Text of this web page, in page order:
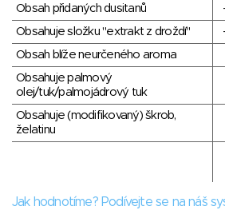
Obsah přidaných dusitanů
Obsahuje složku "extrakt z droždí"
Obsah blíže neurčeného aroma
Obsahuje palmový
olej/tuk/palmojádrový tuk
Obsahuje (modifikovaný) škrob,
želatinu
Jak hodnotíme? Podívejte se na náš